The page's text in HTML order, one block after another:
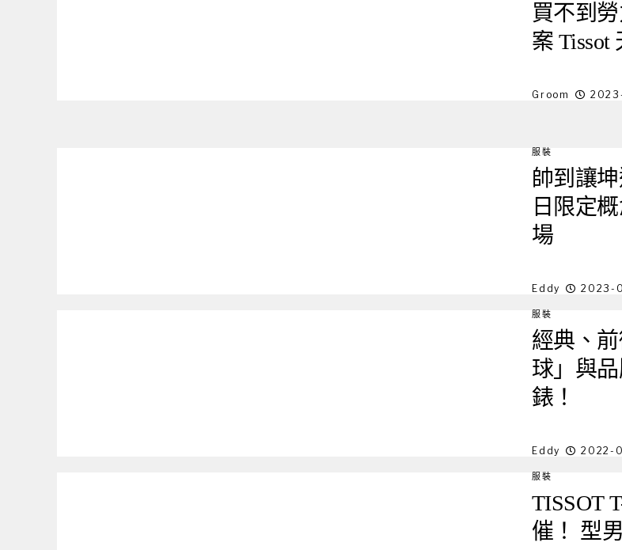
買不到
案 Tissot
Groom
服裝
帥到讓
日限定
場
Eddy 2023-
服裝
經典、
球」與
錶！
Eddy 2022-
服裝
TISSOT
催！ 型